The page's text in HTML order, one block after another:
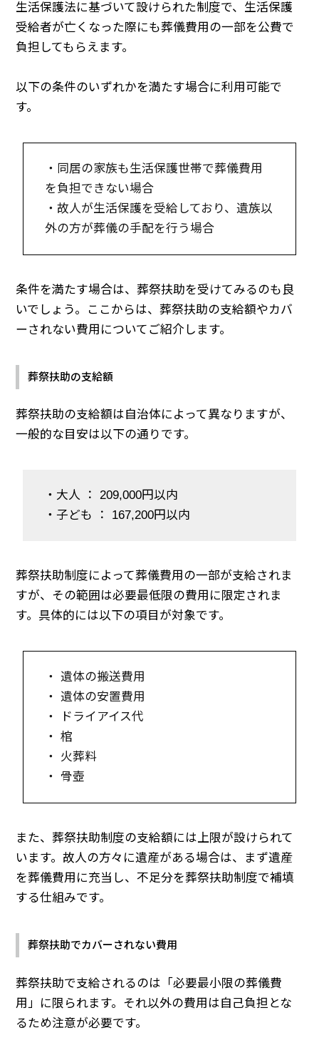
生活保護法に基づいて設けられた制度で、生活保護
受給者が亡くなった際にも葬儀費用の一部を公費で
負担してもらえます。
以下の条件のいずれかを満たす場合に利用可能で
す。
・同居の家族も生活保護世帯で葬儀費用
を負担できない場合
・故人が生活保護を受給しており、遺族以
外の方が葬儀の手配を行う場合
条件を満たす場合は、葬祭扶助を受けてみるのも良
いでしょう。ここからは、葬祭扶助の支給額やカバ
ーされない費用についてご紹介します。
葬祭扶助の支給額
葬祭扶助の支給額は自治体によって異なりますが、
一般的な目安は以下の通りです。
・大人 ： 209,000円以内
・子ども ： 167,200円以内
葬祭扶助制度によって葬儀費用の一部が支給されま
すが、その範囲は必要最低限の費用に限定されま
す。具体的には以下の項目が対象です。
・ 遺体の搬送費用
・ 遺体の安置費用
・ ドライアイス代
・ 棺
・ 火葬料
・ 骨壺
また、葬祭扶助制度の支給額には上限が設けられて
います。故人の方々に遺産がある場合は、まず遺産
を葬儀費用に充当し、不足分を葬祭扶助制度で補填
する仕組みです。
葬祭扶助でカバーされない費用
葬祭扶助で支給されるのは「必要最小限の葬儀費
用」に限られます。それ以外の費用は自己負担とな
るため注意が必要です。